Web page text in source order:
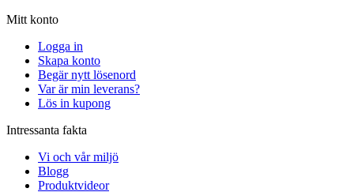
Mitt konto
Logga in
Skapa konto
Begär nytt lösenord
Var är min leverans?
Lös in kupong
Intressanta fakta
Vi och vår miljö
Blogg
Produktvideor